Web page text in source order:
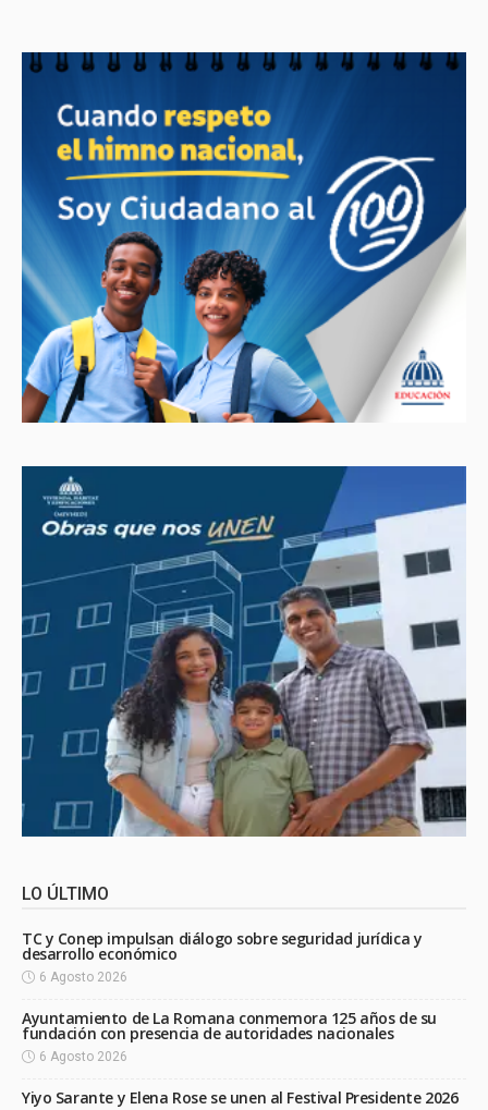
LO ÚLTIMO
TC y Conep impulsan diálogo sobre seguridad jurídica y
desarrollo económico
6 Agosto 2026
Ayuntamiento de La Romana conmemora 125 años de su
fundación con presencia de autoridades nacionales
6 Agosto 2026
Yiyo Sarante y Elena Rose se unen al Festival Presidente 2026